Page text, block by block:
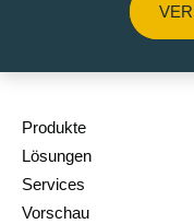
Produkte
Lösungen
Services
Vorschau